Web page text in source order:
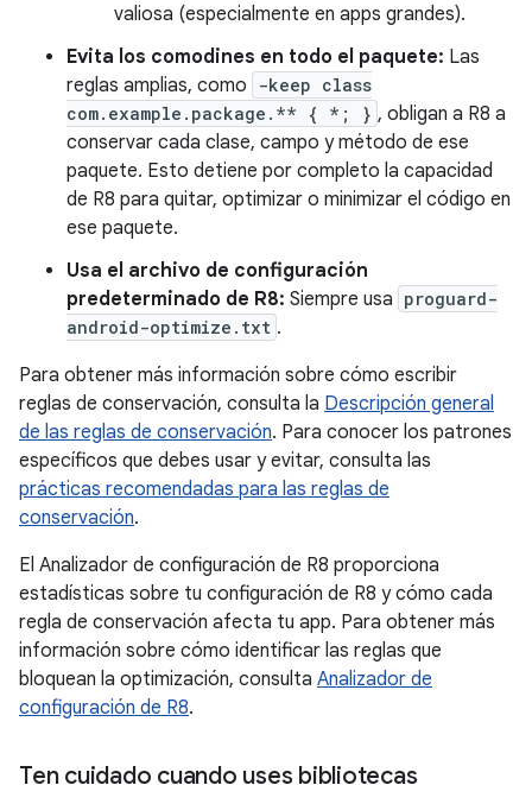
valiosa (especialmente en apps grandes).
Evita los comodines en todo el paquete: Las
reglas amplias, como
-keep class
com.example.package.** { *; } , obligan a R8 a
conservar cada clase, campo y método de ese
paquete. Esto detiene por completo la capacidad
de R8 para quitar, optimizar o minimizar el código en
ese paquete.
Usa el archivo de configuración
predeterminado de R8: Siempre usa proguard-
android-optimize.txt .
Para obtener más información sobre cómo escribir
reglas de conservación, consulta la Descripción general
de las reglas de conservación. Para conocer los patrones
específicos que debes usar y evitar, consulta las
prácticas recomendadas para las reglas de
conservación.
El Analizador de configuración de R8 proporciona
estadísticas sobre tu configuración de R8 y cómo cada
regla de conservación afecta tu app. Para obtener más
información sobre cómo identificar las reglas que
bloquean la optimización, consulta Analizador de
configuración de R8.
Ten cuidado cuando uses bibliotecas